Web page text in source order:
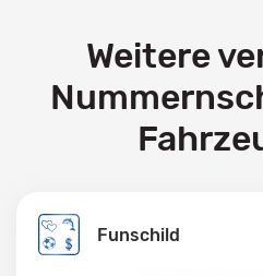
Weitere
Funschild